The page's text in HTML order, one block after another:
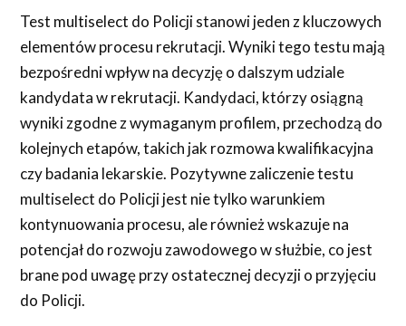
Test multiselect do Policji stanowi jeden z kluczowych
elementów procesu rekrutacji. Wyniki tego testu mają
bezpośredni wpływ na decyzję o dalszym udziale
kandydata w rekrutacji. Kandydaci, którzy osiągną
wyniki zgodne z wymaganym profilem, przechodzą do
kolejnych etapów, takich jak rozmowa kwalifikacyjna
czy badania lekarskie. Pozytywne zaliczenie testu
multiselect do Policji jest nie tylko warunkiem
kontynuowania procesu, ale również wskazuje na
potencjał do rozwoju zawodowego w służbie, co jest
brane pod uwagę przy ostatecznej decyzji o przyjęciu
do Policji.